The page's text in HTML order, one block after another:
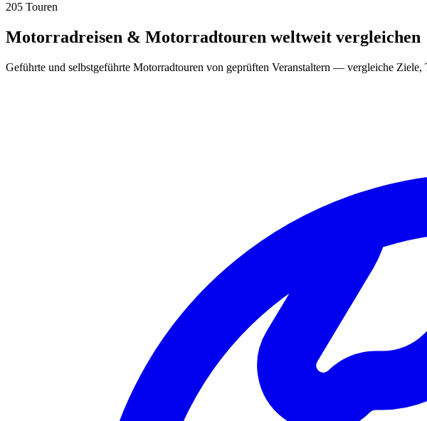
205 Touren
Motorradreisen & Motorradtouren weltweit vergleichen
Geführte und selbstgeführte Motorradtouren von geprüften Veranstaltern — vergleiche Ziele,